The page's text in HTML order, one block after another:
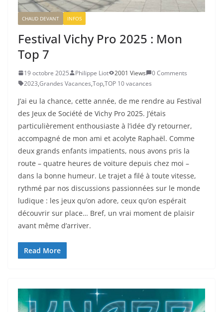
CHAUD DEVANT INFOS
Festival Vichy Pro 2025 : Mon
Top 7
19 octobre 2025 Philippe Liot 2001 Views
0 Comments
2023,Grandes Vacances,Top,TOP 10 vacances
J’ai eu la chance, cette année, de me rendre au Festival
des Jeux de Société de Vichy Pro 2025. J’étais
particulièrement enthousiaste à l’idée d’y retourner,
accompagné de mon ami et acolyte Raphaël. Comme
deux grands enfants impatients, nous avons pris la
route – quatre heures de voiture depuis chez moi –
dans la bonne humeur. Le trajet a filé à toute vitesse,
rythmé par nos discussions passionnées sur le monde
ludique : les jeux qu’on adore, ceux qu’on espérait
découvrir sur place… Bref, un vrai moment de plaisir
avant même d’arriver.
Read More